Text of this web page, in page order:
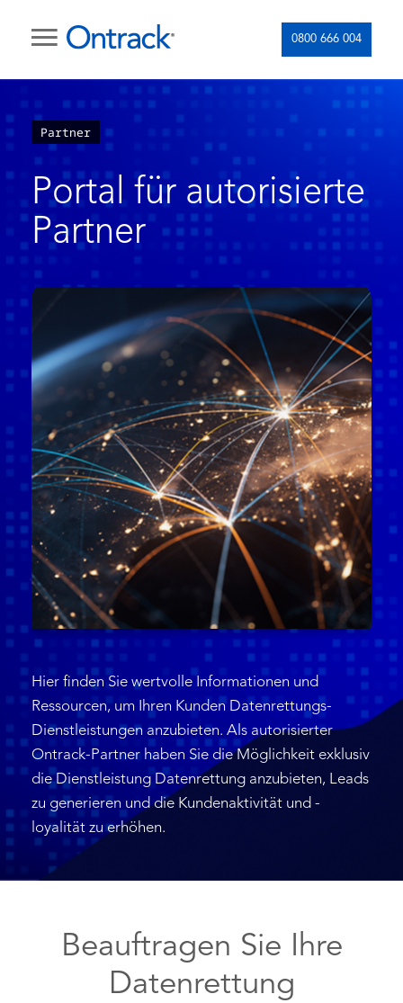
0800 666 004
Partner
Portal für autorisierte
Partner
Hier finden Sie wertvolle Informationen und
Ressourcen, um Ihren Kunden Datenrettungs-
Dienstleistungen anzubieten. Als autorisierter
Ontrack-Partner haben Sie die Möglichkeit exklusiv
die Dienstleistung Datenrettung anzubieten, Leads
zu generieren und die Kundenaktivität und -
loyalität zu erhöhen.
Beauftragen Sie Ihre
Datenrettung